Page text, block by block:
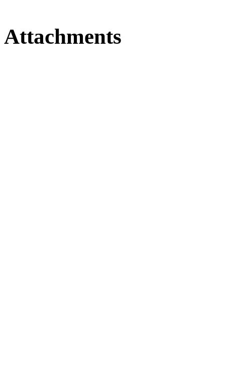
Attachments